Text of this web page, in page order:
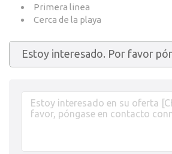
Primera linea
Cerca de la playa